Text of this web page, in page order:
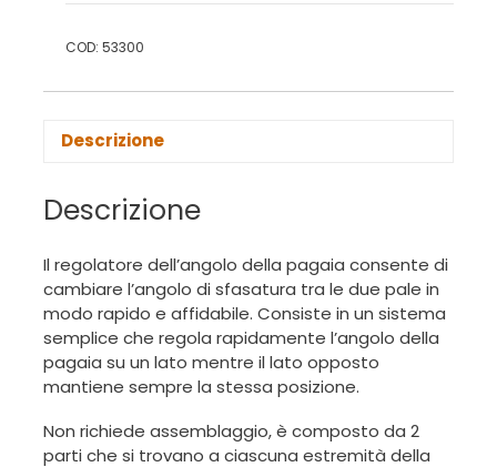
COD: 53300
Descrizione
Descrizione
Il regolatore dell’angolo della pagaia consente di
cambiare l’angolo di sfasatura tra le due pale in
modo rapido e affidabile. Consiste in un sistema
semplice che regola rapidamente l’angolo della
pagaia su un lato mentre il lato opposto
mantiene sempre la stessa posizione.
Non richiede assemblaggio, è composto da 2
parti che si trovano a ciascuna estremità della